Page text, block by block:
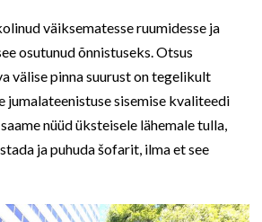
väiksematesse ruumidesse ja
osutunud õnnistuseks. Otsus
välise pinna suurust on tegelikult
jumalateenistuse sisemise kvaliteedi
nüüd üksteisele lähemale tulla,
ja puhuda šofarit, ilma et see